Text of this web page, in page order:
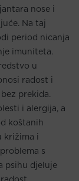
nose i
Na taj
period nicanja
imuniteta.
u
radost i
prekida.
i alergija, a
koštanih
križima i
s
psihu djeluje